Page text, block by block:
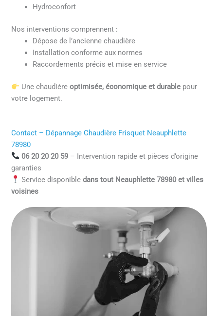
Hydroconfort
Nos interventions comprennent :
Dépose de l’ancienne chaudière
Installation conforme aux normes
Raccordements précis et mise en service
Une chaudière optimisée, économique et durablepour
votre logement.
Contact – Dépannage Chaudière Frisquet Neauphlette
78980
06 20 20 20 59– Intervention rapide et pièces d’origine
garanties
Service disponible dans tout Neauphlette 78980 et villes
voisines